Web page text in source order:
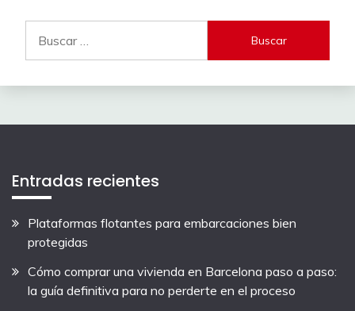
Entradas recientes
Plataformas flotantes para embarcaciones bien
protegidas
Cómo comprar una vivienda en Barcelona paso a paso:
la guía definitiva para no perderte en el proceso